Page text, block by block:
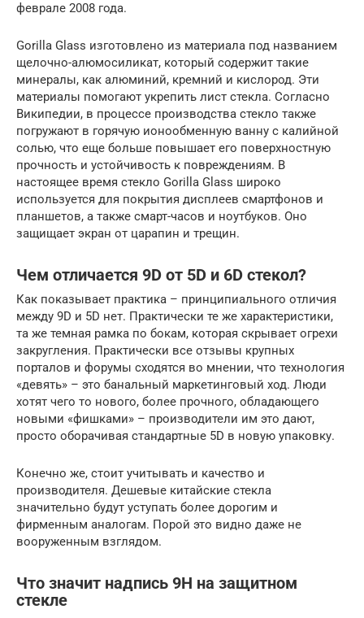
феврале 2008 года.
Gorilla Glass изготовлено из материала под названием
щелочно-алюмосиликат, который содержит такие
минералы, как алюминий, кремний и кислород. Эти
материалы помогают укрепить лист стекла. Согласно
Википедии, в процессе производства стекло также
погружают в горячую ионообменную ванну с калийной
солью, что еще больше повышает его поверхностную
прочность и устойчивость к повреждениям. В
настоящее время стекло Gorilla Glass широко
используется для покрытия дисплеев смартфонов и
планшетов, а также смарт-часов и ноутбуков. Оно
защищает экран от царапин и трещин.
Чем отличается 9D от 5D и 6D стекол?
Как показывает практика – принципиального отличия
между 9D и 5D нет. Практически те же характеристики,
та же темная рамка по бокам, которая скрывает огрехи
закругления. Практически все отзывы крупных
порталов и форумы сходятся во мнении, что технология
«девять» – это банальный маркетинговый ход. Люди
хотят чего то нового, более прочного, обладающего
новыми «фишками» – производители им это дают,
просто оборачивая стандартные 5D в новую упаковку.
Конечно же, стоит учитывать и качество и
производителя. Дешевые китайские стекла
значительно будут уступать более дорогим и
фирменным аналогам. Порой это видно даже не
вооруженным взглядом.
Что значит надпись 9H на защитном
стекле